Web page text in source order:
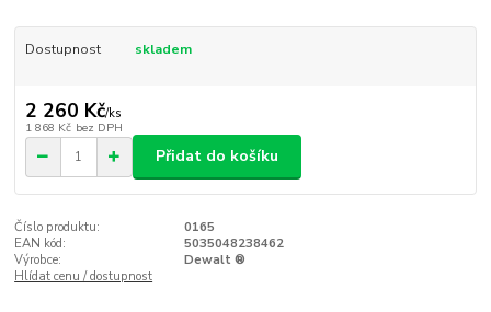
Dostupnost skladem
2 260 Kč/ks
1 868 Kč bez DPH
Přidat do košíku
Číslo produktu:
0165
EAN kód:
5035048238462
Výrobce:
Dewalt ®
Hlídat cenu / dostupnost